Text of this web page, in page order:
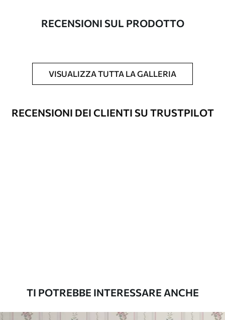
Produzione
L'immagine viene stampata nel formato
desiderato e tagliata in strisce identiche
Opzioni
È possibile aggiungere un rivestimento
Standard
45.0027.00€/m²
RECENSIONI SUL PRODOTTO
VISUALIZZA TUTTA LA GALLERIA
RECENSIONI DEI CLIENTI SU TRUSTPILOT
TI POTREBBE INTERESSARE ANCHE